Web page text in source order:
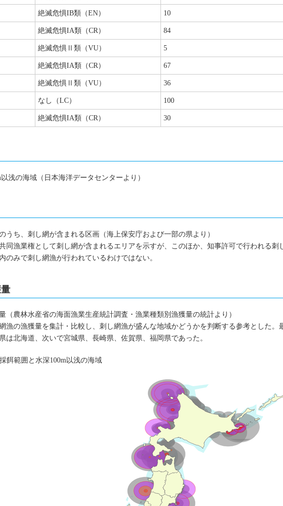
絶滅危惧IB類（EN） 10
絶滅危惧IA類（CR） 84
絶滅危惧Ⅱ類（VU） 5
絶滅危惧IA類（CR） 67
絶滅危惧Ⅱ類（VU） 36
なし（LC） 100
絶滅危惧IA類（CR） 30
浅の海域（日本海洋データセンターより）
うち、刺し網が含まれる区画（海上保安庁および一部の県より）
同漁業権として刺し網が含まれるエリアを示すが、このほか、知事許可で行われる刺
のみで刺し網漁が行われているわけではない。
（農林水産省の海面漁業生産統計調査・漁業種類別漁獲量の統計より）
漁の漁獲量を集計・比較し、刺し網漁が盛んな地域かどうかを判断する参考とした。
は北海道、次いで宮城県、長崎県、佐賀県、福岡県であった。
餌範囲と水深100m以浅の海域